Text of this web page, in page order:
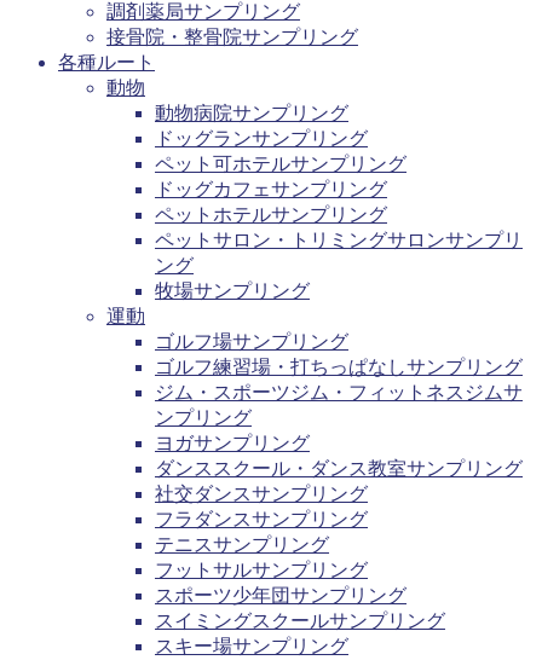
調剤薬局サンプリング
接骨院・整骨院サンプリング
各種ルート
動物
動物病院サンプリング
ドッグランサンプリング
ペット可ホテルサンプリング
ドッグカフェサンプリング
ペットホテルサンプリング
ペットサロン・トリミングサロンサンプリ
ング
牧場サンプリング
運動
ゴルフ場サンプリング
ゴルフ練習場・打ちっぱなしサンプリング
ジム・スポーツジム・フィットネスジムサ
ンプリング
ヨガサンプリング
ダンススクール・ダンス教室サンプリング
社交ダンスサンプリング
フラダンスサンプリング
テニスサンプリング
フットサルサンプリング
スポーツ少年団サンプリング
スイミングスクールサンプリング
スキー場サンプリング